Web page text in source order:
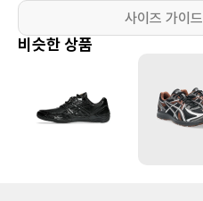
사이즈 가이드
비슷한 상품